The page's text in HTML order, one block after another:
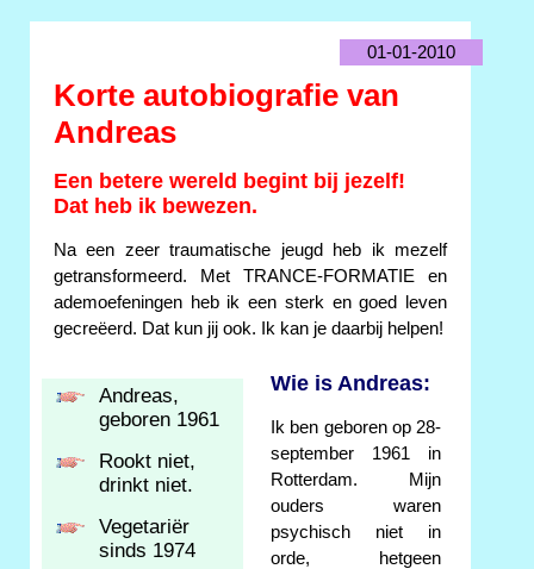
01-01-2010
Korte autobiografie van
Andreas
Een betere wereld begint bij jezelf!
Dat heb ik bewezen.
Na een zeer traumatische jeugd heb ik mezelf
getransformeerd. Met TRANCE-FORMATIE en
ademoefeningen heb ik een sterk en goed leven
gecreëerd. Dat kun jij ook. Ik kan je daarbij helpen!
Andreas,
geboren 1961
Rookt niet,
drinkt niet.
Vegetariër
sinds 1974
Wie is Andreas:
Ik ben geboren op 28-
september 1961 in
Rotterdam. Mijn
ouders waren
psychisch niet in
orde, hetgeen